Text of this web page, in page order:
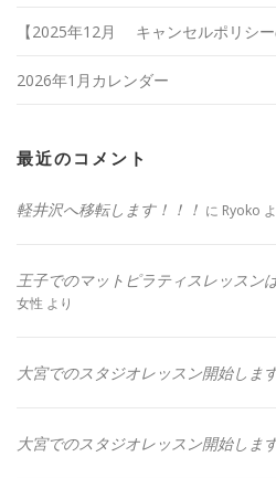
【2025年12月 キャンセルポリシー
2026年1月カレンダー
最近のコメント
軽井沢へ移転します！！！ に Ryoko
王子でのマットピラティスレッスン
女性 より
大宮でのスタジオレッスン開始しま
大宮でのスタジオレッスン開始しま